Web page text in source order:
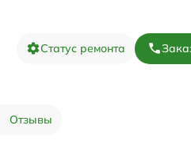
Статус ремонта
Отзывы